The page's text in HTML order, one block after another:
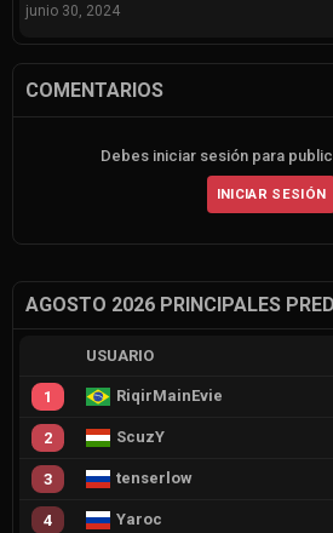
junio 30, 2024
COMENTARIOS
Debes iniciar sesión para
INICIAR SESIÓN
AGOSTO 2026 PRINCIPALES
USUARIO
1 RiqirMainEvie
2 ScuzY
3 tenserlow
4 Yaroc